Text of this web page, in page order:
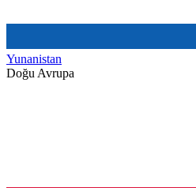
Yunanistan
Doğu Avrupa